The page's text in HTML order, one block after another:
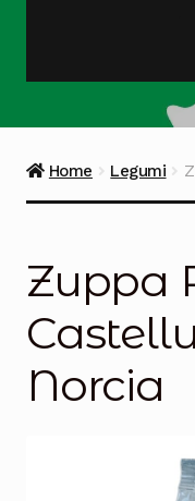
Salumi
Formaggi
Home Legumi
Zuppa
Norcia